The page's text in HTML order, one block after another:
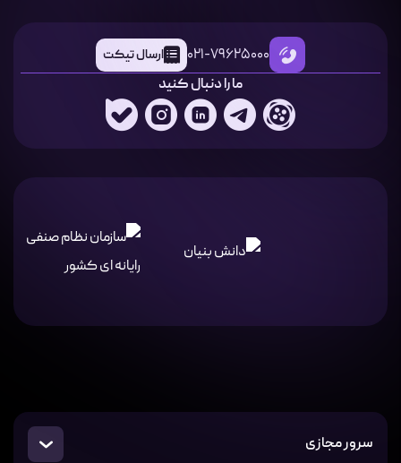
021-79625000 ارسال تیکت
ما را دنبال کنید
سرور مجازی